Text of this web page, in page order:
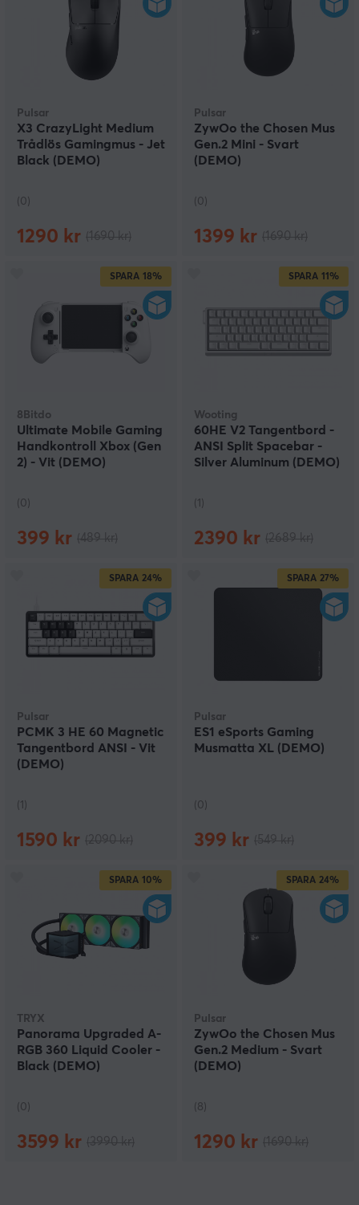
Pulsar
X3 CrazyLight Medium
Trådlös Gamingmus - Jet
Black (DEMO)
(0)
1290 kr
Pulsar
ZywOo the Chosen Mus
Gen.2 Mini - Svart
(DEMO)
(0)
1399 kr
SPARA 18%
8Bitdo
Ultimate Mobile Gaming
Handkontroll Xbox (Gen
2) - Vit (DEMO)
(0)
399 kr
SPARA 11%
Wooting
60HE V2 Tangentbord -
ANSI Split Spacebar -
Silver Aluminum (DEMO)
(1)
2390 kr
SPARA 24%
Pulsar
PCMK 3 HE 60 Magnetic
Tangentbord ANSI - Vit
(DEMO)
(1)
1590 kr
SPARA 27%
Pulsar
ES1 eSports Gaming
Musmatta XL (DEMO)
(0)
399 kr
SPARA 10%
TRYX
Panorama Upgraded A-
RGB 360 Liquid Cooler -
Black (DEMO)
(0)
3599 kr
SPARA 24%
Pulsar
ZywOo the Chosen Mus
Gen.2 Medium - Svart
(DEMO)
(8)
1290 kr